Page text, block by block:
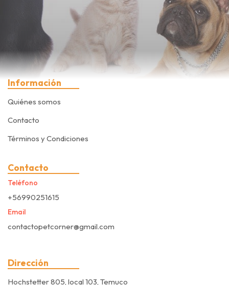
Información
Quiénes somos
Contacto
Términos y Condiciones
Contacto
Teléfono
+56990251615
Email
contactopetcorner@gmail.com
Dirección
Hochstetter 805, local 103, Temuco